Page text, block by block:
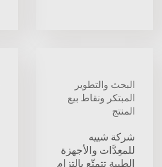
البحث والتطوير
المبتكر ونقاط بيع
المنتج
شركة شييه
للمعِدَّات والأجهزة
الطبية تتمتّع بالتزامٍ